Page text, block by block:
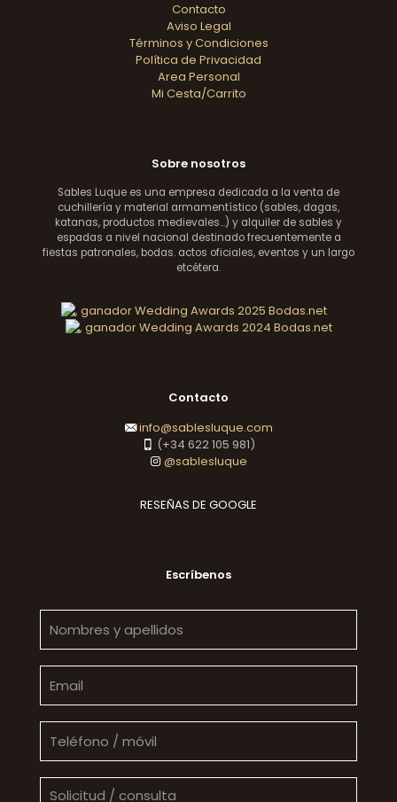
Contacto
Aviso Legal
Términos y Condiciones
Política de Privacidad
Area Personal
Mi Cesta/Carrito
Sobre nosotros
Sables Luque es una empresa dedicada a la venta de
cuchillería y material armamentístico (sables, dagas,
katanas, productos medievales...) y alquiler de sables y
espadas a nivel nacional destinado frecuentemente a
fiestas patronales, bodas. actos oficiales, eventos y un largo
etcétera.
Contacto
info@sablesluque.com
(+34 622 105 981)
@sablesluque
RESEÑAS DE GOOGLE
Escríbenos